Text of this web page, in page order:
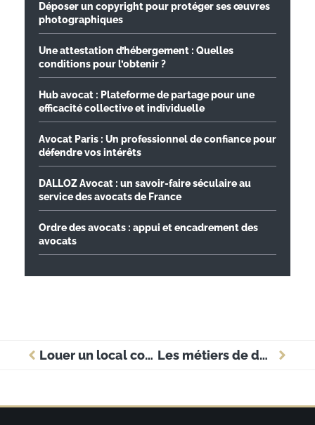
Déposer un copyright pour protéger ses œuvres
photographiques
Une attestation d’hébergement : Quelles
conditions pour l’obtenir ?
Hub avocat : Plateforme de partage pour une
efficacité collective et individuelle
Avocat Paris : Un professionnel de confiance pour
défendre vos intérêts
DALLOZ Avocat : un savoir-faire séculaire au
service des avocats de France
Ordre des avocats : appui et encadrement des
avocats
Louer un local commercial en tant que particulier : les conseils juridiques pour sécuriser votre bail Les métiers de demain : pourquoi se former à l’installation et à la maintenance des moteurs électriques monophasés ?